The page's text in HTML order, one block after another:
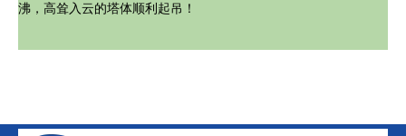
沸，高耸入云的塔体顺利起吊！